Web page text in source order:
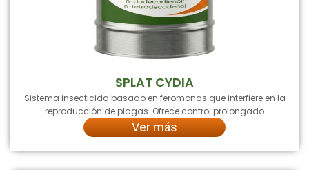
SPLAT CYDIA
Sistema insecticida basado en feromonas que interfiere en la
reproducción de plagas. Ofrece control prolongado
Ver más